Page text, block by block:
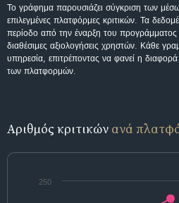
Το γράφημα παρουσιάζει σύγκριση των
επιλεγμένες πλατφόρμες κριτικών. Τα
περίοδο από την έναρξη του προγράμματος
διαθέσιμες αξιολογήσεις χρηστών. Κάθε
υπηρεσία, επιτρέποντας να φανεί η
των πλατφορμών.
Αριθμός κριτικών ανά
250